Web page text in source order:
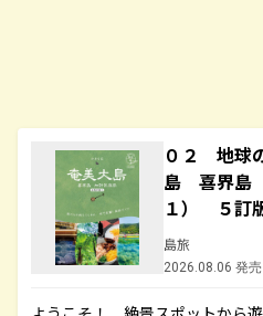
０２ 地球
島 喜界島
１） ５訂
島旅
2026.08.06 発売